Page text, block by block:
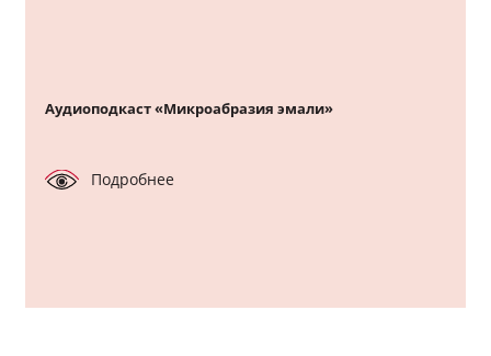
Аудиоподкаст «Микроабразия эмали»
Подробнее